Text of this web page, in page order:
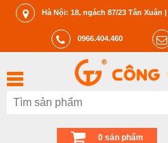
Hà Nội: 18, ngách 87/23 Tân Xuân
0966.404.460
0 sản phẩm